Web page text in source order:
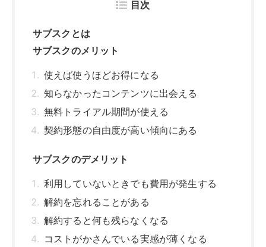
利用していないときでも費用が発生する
解約を忘れることがある
解約すると何も残らなくなる
サブスクの代表的なサービス例
音楽配信サービス
動画配信サービス
電子書籍・雑誌
自動車・バイク
飲食・食品
ビジネス・勉強